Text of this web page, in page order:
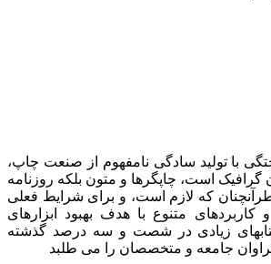
با تولید سادگی نامفهوم از صنعت چاپ،
گرافیک است، چاپگرها و متون بلکه روزنامه
که لازم است، و برای شرایط فعلی
کاربردهای متنوع با هدف بهبود ابزارهای
زیادی در شصت و سه درصد گذشته
جامعه و متخصصان را می طلبد